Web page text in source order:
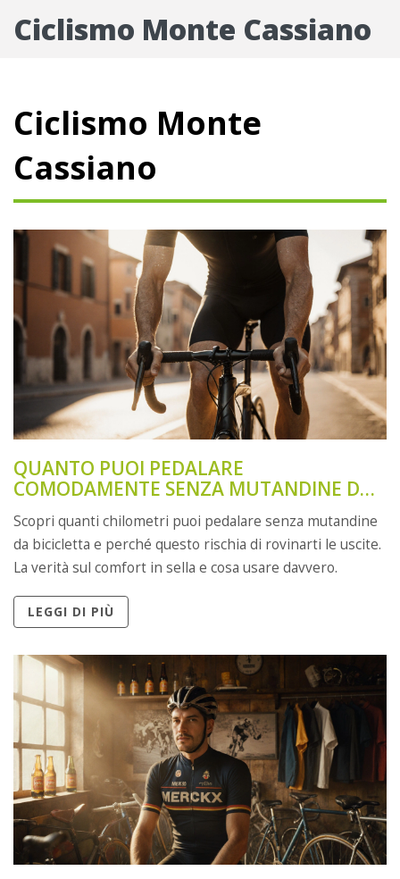
Ciclismo Monte Cassiano
Ciclismo Monte
Cassiano
QUANTO PUOI PEDALARE
COMODAMENTE SENZA MUTANDINE DA
BICICLETTA?
Scopri quanti chilometri puoi pedalare senza mutandine
da bicicletta e perché questo rischia di rovinarti le uscite.
La verità sul comfort in sella e cosa usare davvero.
LEGGI DI PIÙ